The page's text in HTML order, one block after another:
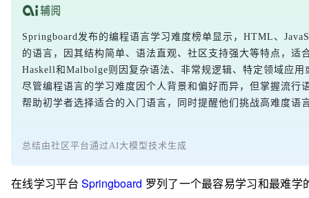
Springboard发布的编程语言学习难度榜单显示，HTML、
的语言，因其结构简单、语法直观、社区支持强大等特点，适
Haskell和Malbolge则因复杂语法、非常规逻辑、特定领域应
尽管编程语言的学习难度因个人背景和偏好而异，但掌握流行
帮助初学者选择适合的入门语言，同时提醒他们挑战高难度语
总结由社区平台通过AI大模型技术生成
在线学习平台Springboard 罗列了一个最容易学习和最难学